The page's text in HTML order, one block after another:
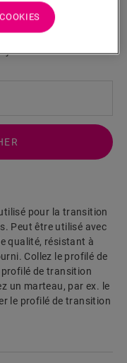
pour la transition
Peut être utilisé avec
qualité, résistant à
Collez le profilé de
profilé de transition
un marteau, par ex. le
le profilé de transition